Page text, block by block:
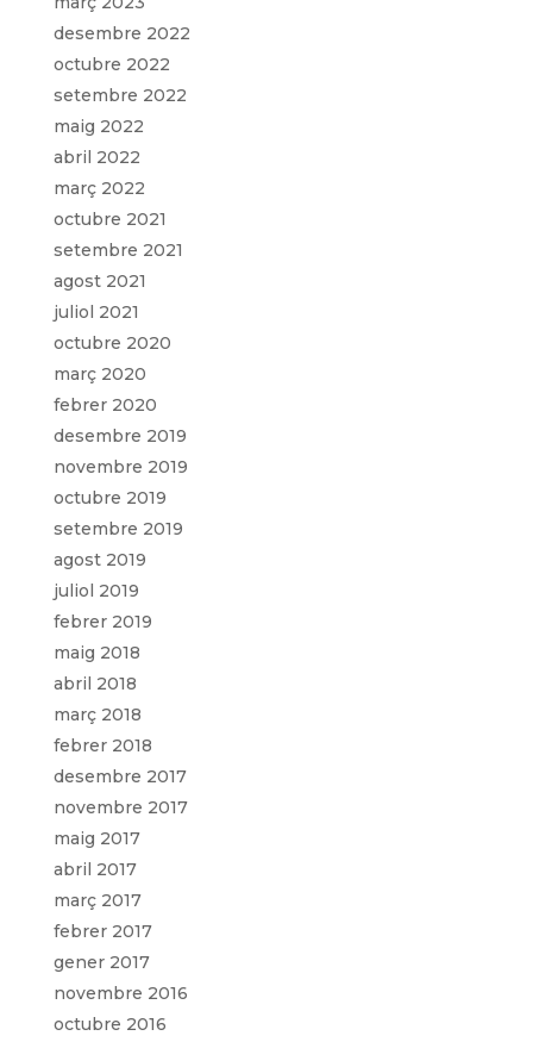
desembre 2022
octubre 2022
setembre 2022
maig 2022
abril 2022
març 2022
octubre 2021
setembre 2021
agost 2021
juliol 2021
octubre 2020
març 2020
febrer 2020
desembre 2019
novembre 2019
octubre 2019
setembre 2019
agost 2019
juliol 2019
febrer 2019
maig 2018
abril 2018
març 2018
febrer 2018
desembre 2017
novembre 2017
maig 2017
abril 2017
març 2017
febrer 2017
gener 2017
novembre 2016
octubre 2016